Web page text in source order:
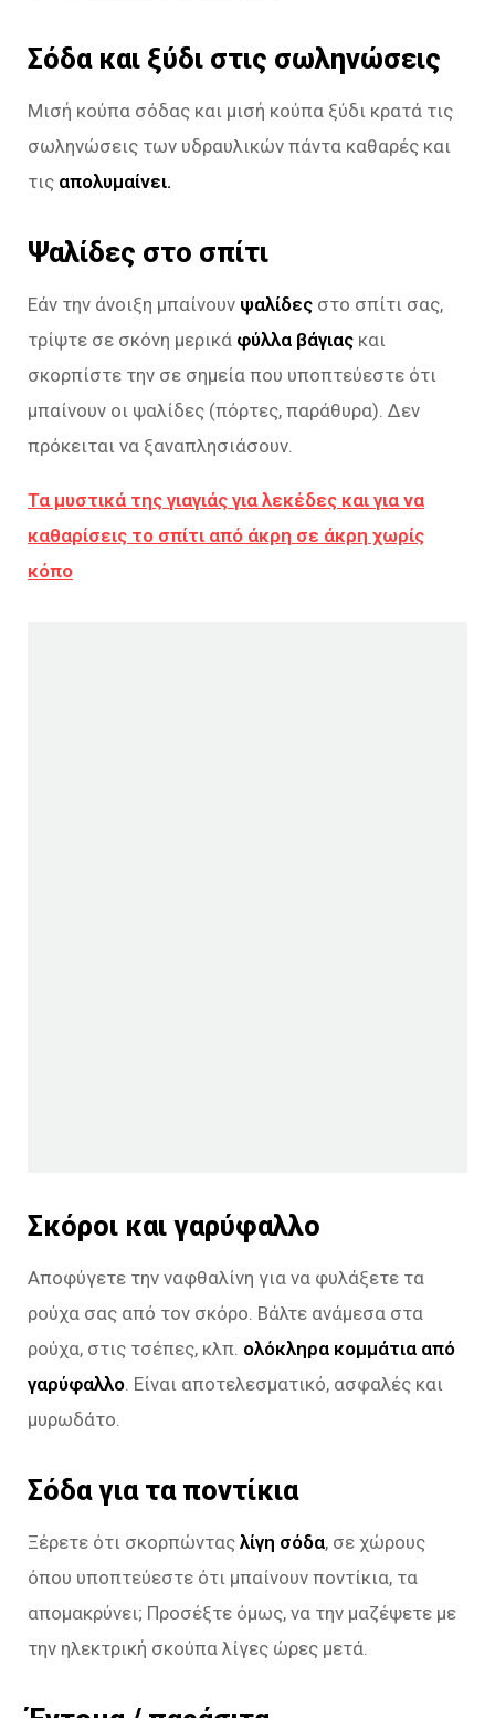
Σόδα και ξύδι στις σωληνώσεις
Μισή κούπα σόδας και μισή κούπα ξύδι κρατά τις
σωληνώσεις των υδραυλικών πάντα καθαρές και
τις απολυμαίνει.
Ψαλίδες στο σπίτι
Εάν την άνοιξη μπαίνουν ψαλίδες στο σπίτι σας,
τρίψτε σε σκόνη μερικά φύλλα βάγιας και
σκορπίστε την σε σημεία που υποπτεύεστε ότι
μπαίνουν οι ψαλίδες (πόρτες, παράθυρα). Δεν
πρόκειται να ξαναπλησιάσουν.
Τα μυστικά της γιαγιάς για λεκέδες και για να
καθαρίσεις το σπίτι από άκρη σε άκρη χωρίς
κόπο
Σκόροι και γαρύφαλλο
Αποφύγετε την ναφθαλίνη για να φυλάξετε τα
ρούχα σας από τον σκόρο. Βάλτε ανάμεσα στα
ρούχα, στις τσέπες, κλπ. ολόκληρα κομμάτια από
γαρύφαλλο . Είναι αποτελεσματικό, ασφαλές και
μυρωδάτο.
Σόδα για τα ποντίκια
Ξέρετε ότι σκορπώντας λίγη σόδα, σε χώρους
όπου υποπτεύεστε ότι μπαίνουν ποντίκια, τα
απομακρύνει; Προσέξτε όμως, να την μαζέψετε με
την ηλεκτρική σκούπα λίγες ώρες μετά.